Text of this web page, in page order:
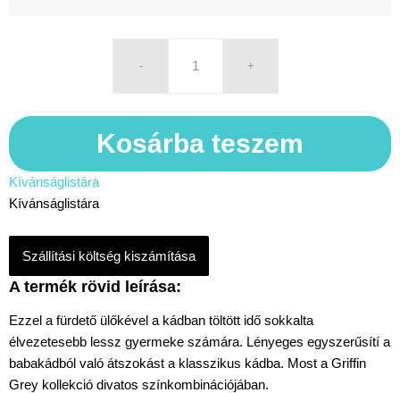
Ezzel a fürdető ülőkével a kádban töltött idő sokkalta
élvezetesebb lessz gyermeke számára. Lényeges egyszerűsítí a
babakádból való átszokást a klasszikus kádba. Most a Griffin
Grey kollekció divatos színkombinációjában.
Kosárba teszem
Kívánságlistára
Kívánságlistára
Szállítási költség kiszámítása